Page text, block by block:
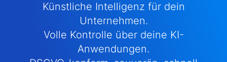
Künstliche Intelligenz für dein
Unternehmen.
Volle Kontrolle über deine KI-
Anwendungen.